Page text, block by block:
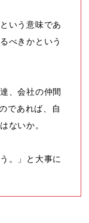
いう意味であ
べきかという
、会社の仲間
であれば、自
ないか。
。」と大事に